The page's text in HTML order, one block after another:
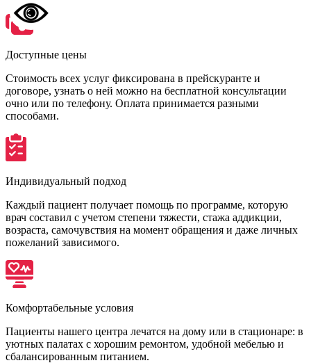
Доступные цены
Стоимость всех услуг фиксирована в прейскуранте и
договоре, узнать о ней можно на бесплатной консультации
очно или по телефону. Оплата принимается разными
способами.
Индивидуальный подход
Каждый пациент получает помощь по программе, которую
врач составил с учетом степени тяжести, стажа аддикции,
возраста, самочувствия на момент обращения и даже личных
пожеланий зависимого.
Комфортабельные условия
Пациенты нашего центра лечатся на дому или в стационаре: в
уютных палатах с хорошим ремонтом, удобной мебелью и
сбалансированным питанием.